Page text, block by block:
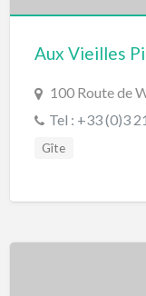
100 Route de
Tel : +33 (0)3
Gîte